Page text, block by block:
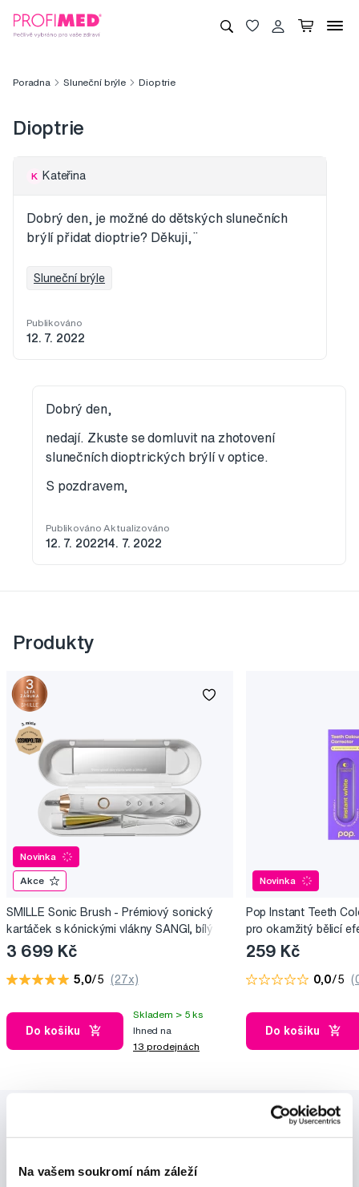
Na vašem soukromí nám záleží
Poradna Sluneční brýle Dioptrie
Dioptrie
K Kateřina
Dobrý den, je možné do dětských slunečních
brýlí přidat dioptrie? Děkuji,¨
Sluneční brýle
Publikováno
12. 7. 2022
Dobrý den,
nedají. Zkuste se domluvit na zhotovení
slunečních dioptrických brýlí v optice.
S pozdravem,
Publikováno
12. 7. 2022
Aktualizováno
14. 7. 2022
Produkty
Novinka
Akce
SMILLE Sonic Brush - Prémiový sonický
kartáček s kónickými vlákny SANGI, bílý
3 699 Kč
5,0/5 (27x)
Do košíku
Skladem > 5 ks
Ihned na
13 prodejnách
Novinka
Pop Instant Teeth
pro okamžitý bělicí
259 Kč
0,0/5
Do košíku